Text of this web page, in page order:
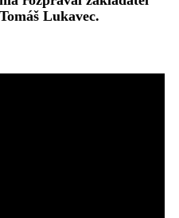
Lukavec.